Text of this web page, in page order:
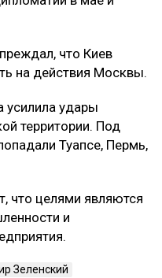
что Киев
на действия Москвы.
усилила удары
территории. Под
Туапсе, Пермь,
что целями являются
и
Зеленский